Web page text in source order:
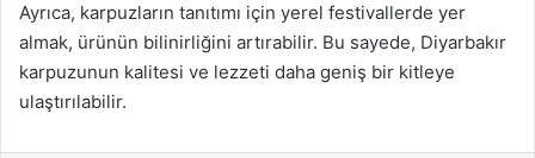
Ayrıca, karpuzların tanıtımı için yerel festivallerde yer
almak, ürünün bilinirliğini artırabilir. Bu sayede, Diyarbakır
karpuzunun kalitesi ve lezzeti daha geniş bir kitleye
ulaştırılabilir.